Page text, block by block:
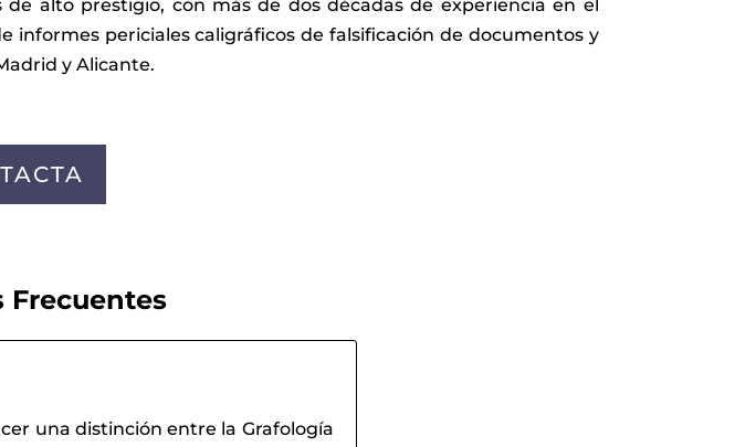
alto prestigio, con más de dos décadas de experiencia en el
informes periciales caligráficos de falsificación de documentos y
y Alicante.
Frecuentes
una distinción entre la Grafología